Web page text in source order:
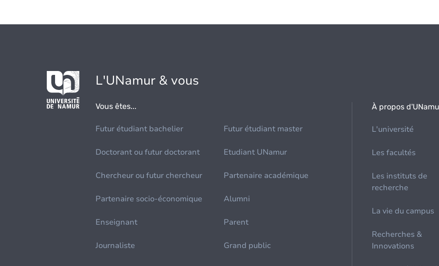
L'UNamur & vous
Vous êtes...
Futur étudiant bachelier Futur étudiant master
Doctorant ou futur doctorant Etudiant UNamur
Chercheur ou futur chercheur Partenaire académique
Partenaire socio-économique Alumni
Enseignant Parent
Journaliste Grand public
À propos
L'université
Les facultés
Les instituts de
recherche
La vie du campus
Recherches &
Innovations